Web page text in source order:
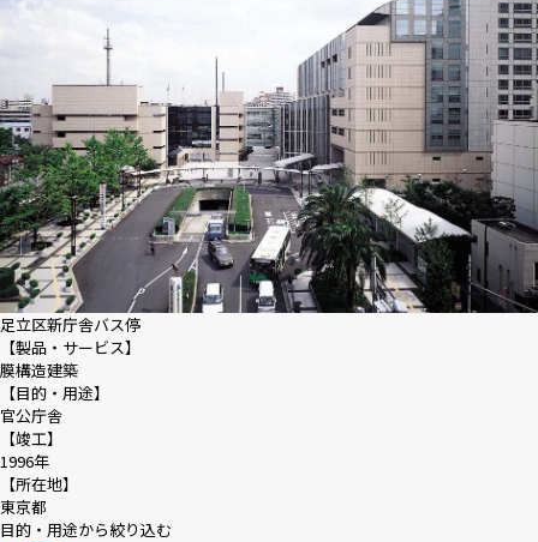
足立区新庁舎バス停
【製品・サービス】
膜構造建築
【目的・用途】
官公庁舎
【竣工】
1996年
【所在地】
東京都
目的・用途から絞り込む